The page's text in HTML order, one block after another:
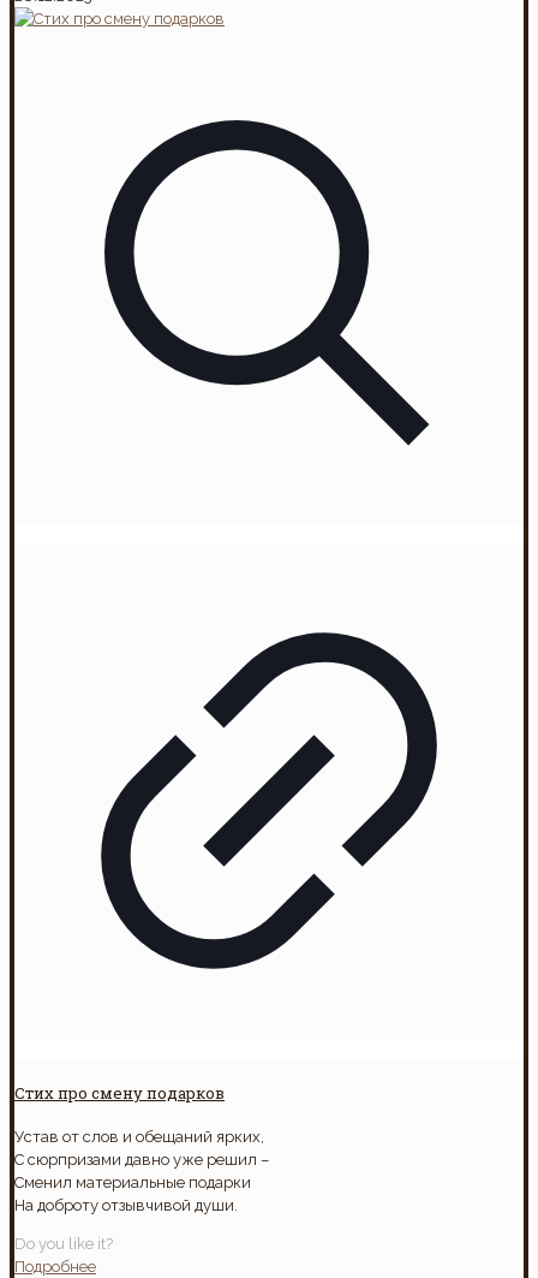
Стих про смену подарков
Устав от слов и обещаний ярких,
С сюрпризами давно уже решил –
Сменил материальные подарки
На доброту отзывчивой души.
Do you like it?
Подробнее